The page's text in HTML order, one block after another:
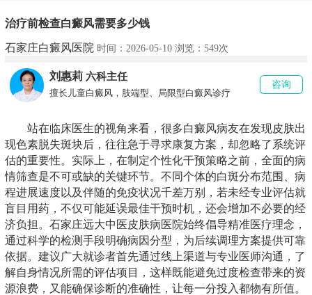
治疗前检查白癜风需要多少钱
石家庄白癜风医院 时间：2026-05-10 浏览： 549次
刘惠莉 六科主任
擅长儿童白癜风，肢端型、局限型白癜风诊疗
咨询
站在临床医生的视角来看，很多白癜风病友在发现皮肤出
现色素脱失斑块后，往往急于寻求康复方案，却忽略了系统评
估的重要性。实际上，在制定个性化干预策略之前，全面的病
情筛查是不可或缺的关键环节。不同个体的白斑分布范围、病
程进展速度以及伴随的免疫状况千差万别，若未经专业评估就
盲目用药，不仅可能延误最佳干预时机，还会增加不必要的经
济负担。石家庄远大中医皮肤病医院始终倡导精准医疗理念，
通过科学的检测手段明确病因分型，为后续调理方案提供可靠
依据。建议广大就诊者首先通过线上渠道与专业医师沟通，了
解自身情况所需的评估项目，这样既能避免过度检查带来的资
源浪费，又能确保诊断的准确性，让每一分投入都物有所值。